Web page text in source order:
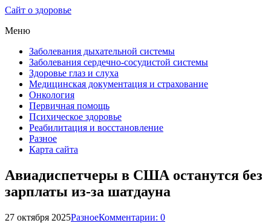
Сайт о здоровье
Меню
Заболевания дыхательной системы
Заболевания сердечно-сосудистой системы
Здоровье глаз и слуха
Медицинская документация и страхование
Онкология
Первичная помощь
Психическое здоровье
Реабилитация и восстановление
Разное
Карта сайта
Авиадиспетчеры в США останутся без
зарплаты из-за шатдауна
27 октября 2025РазноеКомментарии: 0